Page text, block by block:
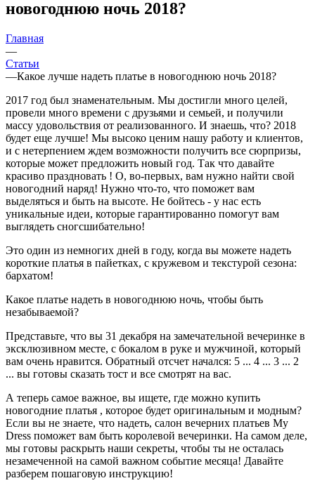
новогоднюю ночь 2018?
Главная
—
Статьи
—Какое лучше надеть платье в новогоднюю ночь 2018?
2017 год был знаменательным. Мы достигли много целей,
провели много времени с друзьями и семьей, и получили
массу удовольствия от реализованного. И знаешь, что? 2018
будет еще лучше! Мы высоко ценим нашу работу и клиентов,
и с нетерпением ждем возможности получить все сюрпризы,
которые может предложить новый год. Так что давайте
красиво праздновать ! О, во-первых, вам нужно найти свой
новогодний наряд! Нужно что-то, что поможет вам
выделяться и быть на высоте. Не бойтесь - у нас есть
уникальные идеи, которые гарантированно помогут вам
выглядеть сногсшибательно!
Это один из немногих дней в году, когда вы можете надеть
короткие платья в пайетках, с кружевом и текстурой сезона:
бархатом!
Какое платье надеть в новогоднюю ночь, чтобы быть
незабываемой?
Представьте, что вы 31 декабря на замечательной вечеринке в
эксклюзивном месте, с бокалом в руке и мужчиной, который
вам очень нравится. Обратный отсчет начался: 5 ... 4 ... 3 ... 2
... вы готовы сказать тост и все смотрят на вас.
А теперь самое важное, вы ищете, где можно купить
новогодние платья , которое будет оригинальным и модным?
Если вы не знаете, что надеть, салон вечерних платьев My
Dress поможет вам быть королевой вечеринки. На самом деле,
мы готовы раскрыть наши секреты, чтобы ты не осталась
незамеченной на самой важном событие месяца! Давайте
разберем пошаговую инструкцию!